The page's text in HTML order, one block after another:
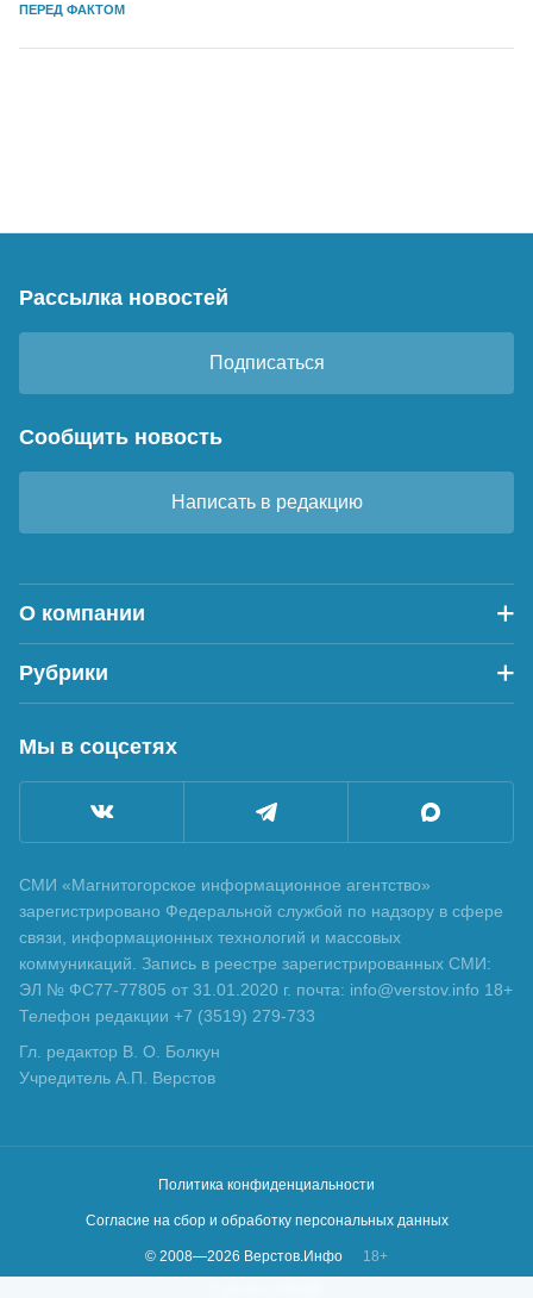
ПЕРЕД ФАКТОМ
Рассылка новостей
Подписаться
Сообщить новость
Написать в редакцию
О компании
Рубрики
Мы в соцсетях
СМИ «Магнитогорское информационное агентство»
зарегистрировано Федеральной службой по надзору в сфере
связи, информационных технологий и массовых
коммуникаций. Запись в реестре зарегистрированных СМИ:
ЭЛ № ФС77-77805 от 31.01.2020 г. почта: info@verstov.info 18+
Телефон редакции +7 (3519) 279-733
Гл. редактор В. О. Болкун
Учредитель А.П. Верстов
Политика конфиденциальности
Согласие на сбор и обработку персональных данных
© 2008—2026 Верстов.Инфо
18+